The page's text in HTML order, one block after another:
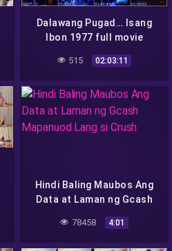
Dalawang Pugad… Isang
Ibon 1977 full movie
515 02:03:11
Hindi Baling Maubos Ang
Data at Laman ng Gcash
78458 4:01